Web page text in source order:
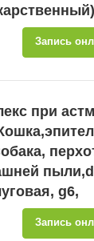
Запись
при
g6,
Запись